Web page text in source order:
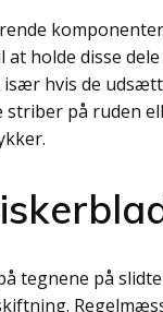
holde disse
hvis de
på ruden
på